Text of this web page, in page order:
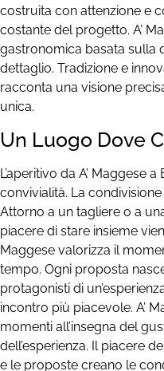
costruita con attenzione e
costante del progetto. A’
gastronomica basata sulla
dettaglio. Tradizione e
racconta una visione
unica.
Un Luogo Dove
L’aperitivo da A’
convivialità. La
Attorno a un tagliere o a
piacere di stare insieme
Maggese valorizza il
tempo. Ogni proposta
protagonisti di
incontro più piacevole. A’
momenti all’insegna del
dell’esperienza. Il piacere
e le proposte creano le